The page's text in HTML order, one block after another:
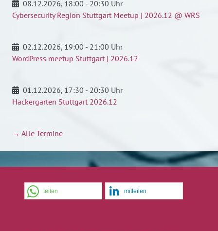
08.12.2026, 18:00 - 20:30 Uhr
Cybersecurity Region Stuttgart Meetup | 2026.12 @ WRS
02.12.2026, 19:00 - 21:00 Uhr
WordPress meetup Stuttgart | 2026.12
01.12.2026, 17:30 - 20:30 Uhr
Hackergarten Stuttgart 2026.12
→ Alle Termine
teilen mitteilen